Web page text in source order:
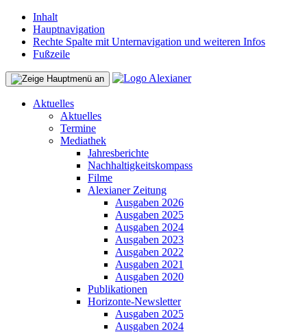
Inhalt
Hauptnavigation
Rechte Spalte mit Unternavigation und weiteren Infos
Fußzeile
Aktuelles
Aktuelles
Termine
Mediathek
Jahresberichte
Nachhaltigkeitskompass
Filme
Alexianer Zeitung
Ausgaben 2026
Ausgaben 2025
Ausgaben 2024
Ausgaben 2023
Ausgaben 2022
Ausgaben 2021
Ausgaben 2020
Publikationen
Horizonte-Newsletter
Ausgaben 2025
Ausgaben 2024